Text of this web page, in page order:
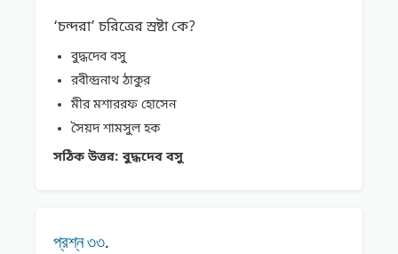
‘চন্দরা’ চরিত্রের স্রষ্টা কে?
বুদ্ধদেব বসু
রবীন্দ্রনাথ ঠাকুর
মীর মশাররফ হোসেন
সৈয়দ শামসুল হক
সঠিক উত্তর: বুদ্ধদেব বসু
প্রশ্ন ৩৩.